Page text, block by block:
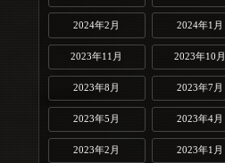
2024年2月 2024年1月
2023年11月 2023年10月
2023年8月 2023年7月
2023年5月 2023年4月
2023年2月 2023年1月